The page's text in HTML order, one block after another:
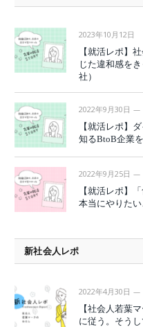
2023年10月12日
【就活レポ】
じた違和感を
社）
2022年9月30日
【就活レポ】
知るBtoB企業
2022年9月25日
【就活レポ】
本当にやりた
新社会人レポ
2022年4月30日
【社会人若葉
に従う。そう